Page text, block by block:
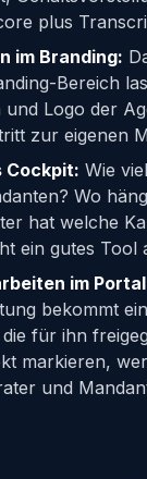
plus
im Branding:
Bereich
Logo der
zur eigenen
Cockpit: Wie
Wo
hat welche
ein gutes Tool
im
bekommt
die für ihn
markieren,
und